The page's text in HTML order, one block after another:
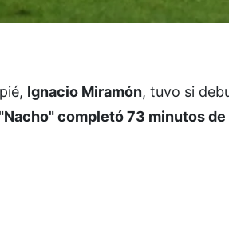
Ignacio Miramón, tuvo si
completó 73 minutos